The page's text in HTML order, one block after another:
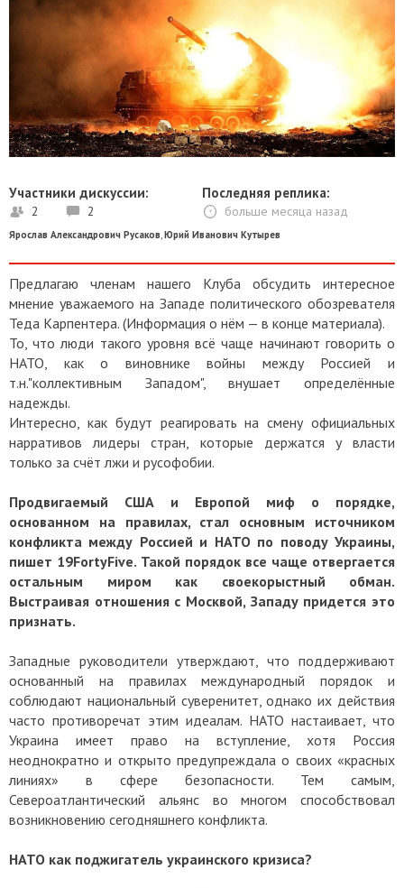
Участники дискуссии:
2 2
Последняя реплика:
больше месяца назад
Ярослав Александрович Русаков Юрий Иванович Кутырев
Предлагаю членам нашего Клуба обсудить интересное
мнение уважаемого на Западе политического обозревателя
Теда Карпентера. (Информация о нём — в конце материала).
То, что люди такого уровня всё чаще начинают говорить о
НАТО, как о виновнике войны между Россией и
т.н."коллективным Западом", внушает определённые
надежды.
Интересно, как будут реагировать на смену официальных
нарративов лидеры стран, которые держатся у власти
только за счёт лжи и русофобии.
Продвигаемый США и Европой миф о порядке,
основанном на правилах, стал основным источником
конфликта между Россией и НАТО по поводу Украины,
пишет 19FortyFive. Такой порядок все чаще отвергается
остальным миром как своекорыстный обман.
Выстраивая отношения с Москвой, Западу придется это
признать.
Западные руководители утверждают, что поддерживают
основанный на правилах международный порядок и
соблюдают национальный суверенитет, однако их действия
часто противоречат этим идеалам. НАТО настаивает, что
Украина имеет право на вступление, хотя Россия
неоднократно и открыто предупреждала о своих «красных
линиях» в сфере безопасности. Тем самым,
Североатлантический альянс во многом способствовал
возникновению сегодняшнего конфликта.
НАТО как поджигатель украинского кризиса?